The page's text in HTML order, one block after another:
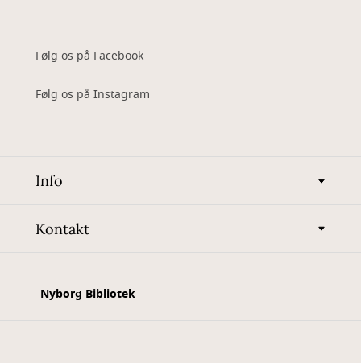
Følg os på Facebook
Følg os på Instagram
Info
Kontakt
Nyborg Bibliotek